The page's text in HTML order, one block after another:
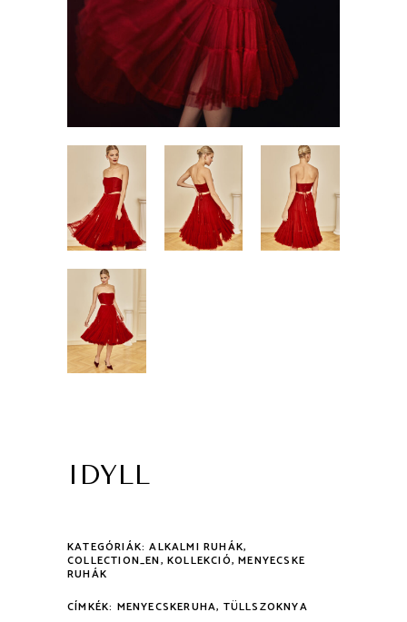
IDYLL
KATEGÓRIÁK:ALKALMI RUHÁK,
COLLECTION_EN,KOLLEKCIÓ,MENYECSKE
RUHÁK
CÍMKÉK: MENYECSKERUHA, TÜLLSZOKNYA